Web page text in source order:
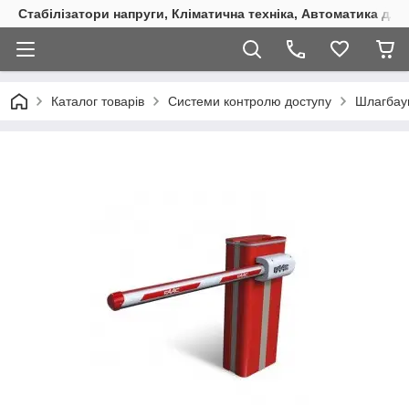
Стабілізатори напруги, Кліматична техніка, Автоматика
Каталог товарів Системи контролю доступу